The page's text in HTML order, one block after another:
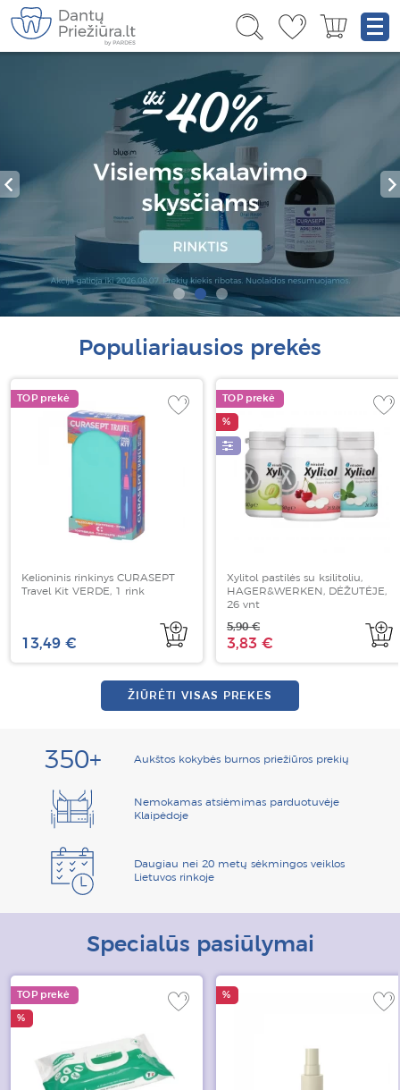
Populiariausios prekės
TOP prekė
Kelioninis rinkinys CURASEPT
Travel Kit VERDE, 1 rink
13,49 €
TOP prekė
%
Xylitol pastilės su ksilitoliu,
HAGER&WERKEN, DĖŽUTĖJE,
26 vnt
3,83 €
5,90 €
ŽIŪRĖTI VISAS PREKES
350+ Aukštos kokybės burnos priežiūros prekių
Nemokamas atsiėmimas parduotuvėje
Klaipėdoje
Daugiau nei 20 metų sėkmingos veiklos
Lietuvos rinkoje
Specialūs pasiūlymai
TOP prekė
%
%